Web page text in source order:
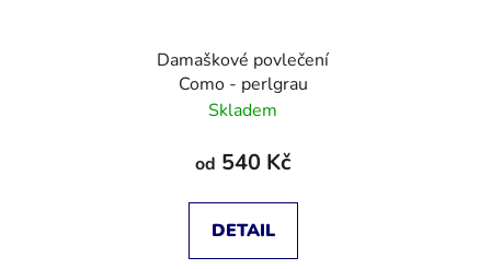
Damaškové povlečení
Como - perlgrau
Skladem
od 540 Kč
DETAIL